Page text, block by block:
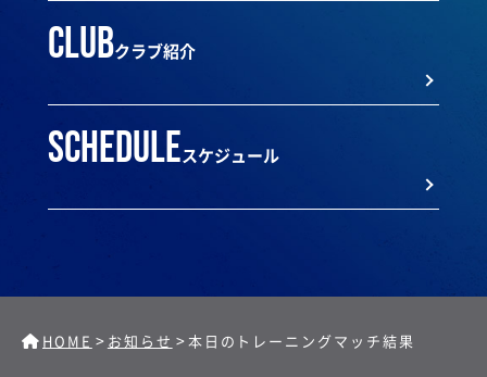
clubクラブ紹介
scheduleスケジュール
HOME > お知らせ >本日のトレーニングマッチ結果